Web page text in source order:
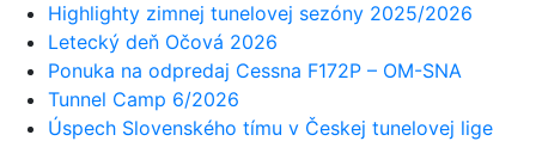
Highlighty zimnej tunelovej sezóny 2025/2026
Letecký deň Očová 2026
Ponuka na odpredaj Cessna F172P – OM-SNA
Tunnel Camp 6/2026
Úspech Slovenského tímu v Českej tunelovej lige